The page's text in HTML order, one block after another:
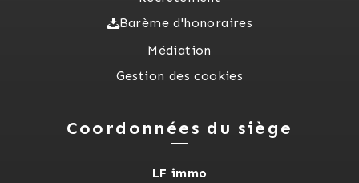
Barème d'honoraires
Médiation
Gestion des cookies
Coordonnées du siège
LF immo